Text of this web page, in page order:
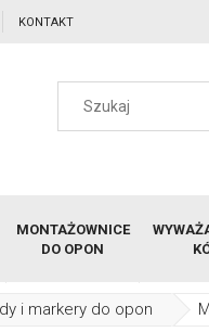
KONTAKT
MONTAŻOWNICE
DO OPON
i markery do opon